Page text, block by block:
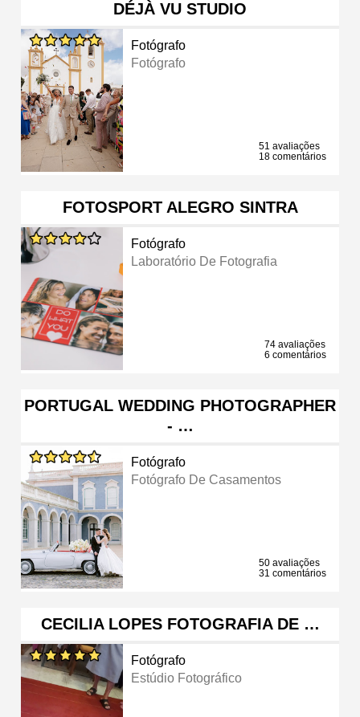
DÉJÀ VU STUDIO
Fotógrafo
Fotógrafo
51 avaliações
18 comentários
FOTOSPORT ALEGRO SINTRA
Fotógrafo
Laboratório De Fotografia
74 avaliações
6 comentários
PORTUGAL WEDDING PHOTOGRAPHER
- …
Fotógrafo
Fotógrafo De Casamentos
50 avaliações
31 comentários
CECILIA LOPES FOTOGRAFIA DE …
Fotógrafo
Estúdio Fotográfico